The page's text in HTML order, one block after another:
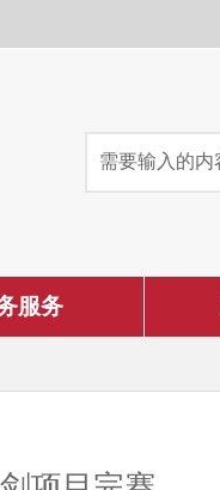
服务